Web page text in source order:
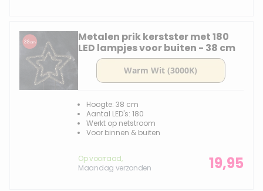
Metalen prik kerstster met 180
LED lampjes voor buiten - 38 cm
Hoogte: 38 cm
Aantal LED's: 180
Werkt op netstroom
Voor binnen & buiten
Op voorraad,
Maandag verzonden
19,95